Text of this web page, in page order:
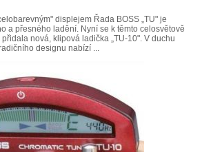
displejem Řada BOSS „TU" je
a přesného ladění. Nyní se k těmto celosvětově
nová, klipová ladička „TU-10". V duchu
designu nabízí ...